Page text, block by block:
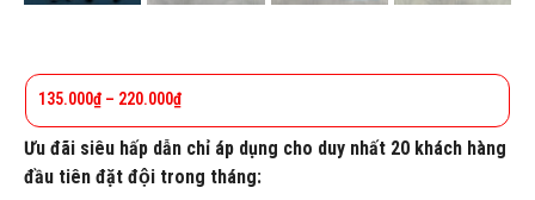
135.000₫ – 220.000₫
Ưu đãi siêu hấp dẫn chỉ áp dụng cho duy nhất 20 khách hàng
đầu tiên đặt đội trong tháng: